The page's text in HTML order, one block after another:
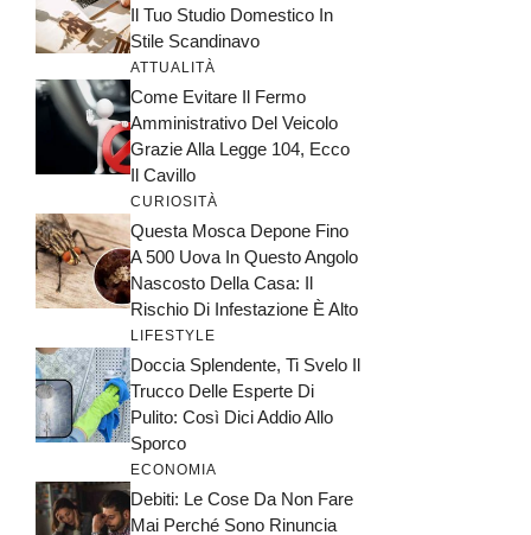
Il Tuo Studio Domestico In
Stile Scandinavo
ATTUALITÀ
Come Evitare Il Fermo
Amministrativo Del Veicolo
Grazie Alla Legge 104, Ecco
Il Cavillo
CURIOSITÀ
Questa Mosca Depone Fino
A 500 Uova In Questo Angolo
Nascosto Della Casa: Il
Rischio Di Infestazione È Alto
LIFESTYLE
Doccia Splendente, Ti Svelo Il
Trucco Delle Esperte Di
Pulito: Così Dici Addio Allo
Sporco
ECONOMIA
Debiti: Le Cose Da Non Fare
Mai Perché Sono Rinuncia